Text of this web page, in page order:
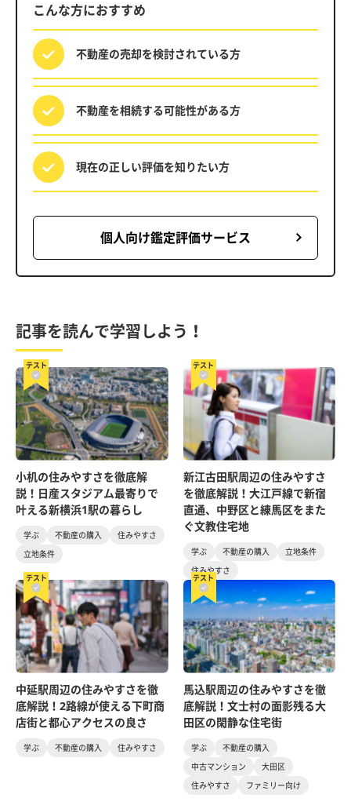
こんな方におすすめ
不動産の売却を検討されている方
不動産を相続する可能性がある方
現在の正しい評価を知りたい方
個人向け鑑定評価サービス
記事を読んで学習しよう！
テスト
小机の住みやすさを徹底解
説！日産スタジアム最寄りで
叶える新横浜1駅の暮らし
学ぶ 不動産の購入
住みやすさ
立地条件
テスト
新江古田駅周辺の住みやすさ
を徹底解説！大江戸線で新宿
直通、中野区と練馬区をまた
ぐ文教住宅地
学ぶ 不動産の購入
立地条件
住みやすさ
テスト
中延駅周辺の住みやすさを徹
底解説！2路線が使える下町商
店街と都心アクセスの良さ
学ぶ 不動産の購入 住みやすさ
テスト
馬込駅周辺の住みやすさを徹
底解説！文士村の面影残る大
田区の閑静な住宅街
学ぶ
不動産の購入
中古マンション
大田区
住みやすさ
ファミリー向け